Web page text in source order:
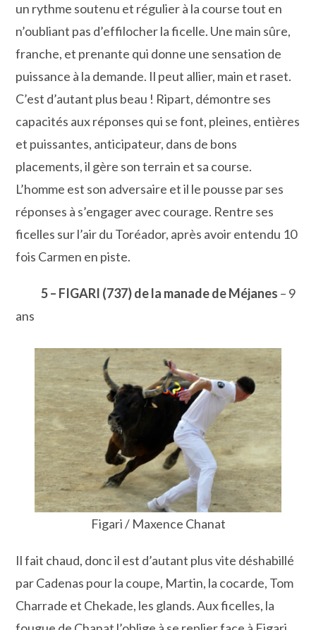
un rythme soutenu et régulier à la course tout en
n’oubliant pas d’effilocher la ficelle. Une main sûre,
franche, et prenante qui donne une sensation de
puissance à la demande. Il peut allier, main et raset.
C’est d’autant plus beau ! Ripart, démontre ses
capacités aux réponses qui se font, pleines, entières
et puissantes, anticipateur, dans de bons
placements, il gère son terrain et sa course.
L’homme est son adversaire et il le pousse par ses
réponses à s’engager avec courage. Rentre ses
ficelles sur l’air du Toréador, après avoir entendu 10
fois Carmen en piste.
5 – FIGARI (737) de la manade de Méjanes – 9
ans
Figari / Maxence Chanat
Il fait chaud, donc il est d’autant plus vite déshabillé
par Cadenas pour la coupe, Martin, la cocarde, Tom
Charrade et Chekade, les glands. Aux ficelles, la